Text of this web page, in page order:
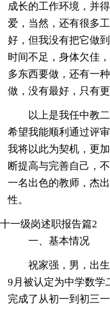
成长的工作环境，并
爱，当然，还有很多
好，但我没有把它做
时间不足，身体欠佳
多东西要做，还有一
做，没有最好，只有
以上是我任中教
希望我能顺利通过评
我将以此为契机，更
断提高与完善自己，
一名出色的教师，杰
性。
十一级岗述职报告篇2
一、基本情况
祝家强，男，出
9月被认定为中学数学
完成了从初一到初三